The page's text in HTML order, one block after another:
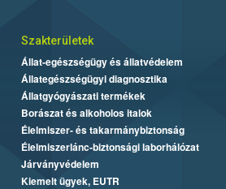
Szakterületek
Állat-egészségügy és állatvédelem
Állategészségügyi diagnosztika
Állatgyógyászati termékek
Borászat és alkoholos italok
Élelmiszer- és takarmánybiztonság
Élelmiszerlánc-biztonsági laborhálózat
Járványvédelem
Kiemelt ügyek, EUTR